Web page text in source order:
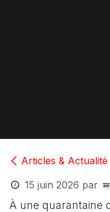
Articles & Actualité
15 juin 2026 par
À une quarantaine